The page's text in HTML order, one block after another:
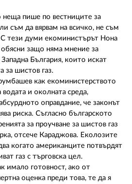
пише по вестниците за
съм да вярвам на всичко, не съм
тези думи екоминистърът Нона
защо няма мнение за
България, които искат
за шистов газ.
как екоминистерството
водата и околната среда,
оправдание, че законът
риска. Съгласно българското
за проучване за шистов газ
отсече Караджова. Еколозите
когато американците потвърдят
газ с търговска цел.
имало готовност, ако от
оценка преди това, те да я
КОНТАКТИ
РЕКЛАМА
АБОНАМЕНТ
УСЛОВИЯ ЗА ПОЛЗВАНЕ
ПОЛИТИКА ЗА БИСКВИТКИТЕ
ПОВЕРИТЕЛНОСТ
02 975 20 35